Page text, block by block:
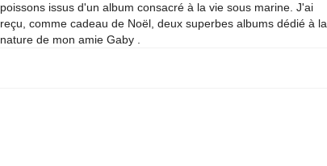
poissons issus d'un album consacré à la vie sous marine. J'ai
reçu, comme cadeau de Noël, deux superbes albums dédié à la
nature de mon amie Gaby .